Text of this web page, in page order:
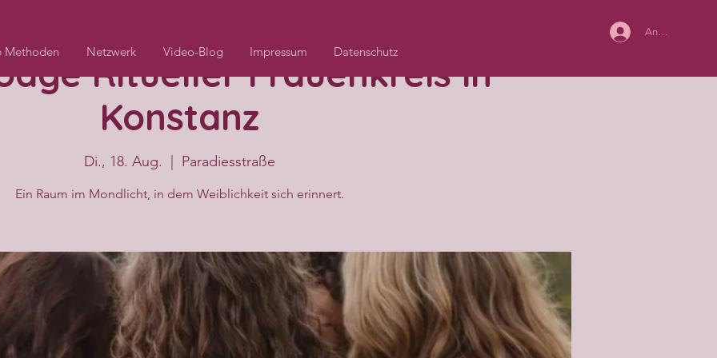
Methoden Netzwerk Video-Blog Impressum Datenschutz
Anmelden
Ritueller Frauenkreis in
Konstanz
Di., 18. Aug. Paradiesstraße
Ein Raum im Mondlicht, in dem Weiblichkeit sich erinnert.